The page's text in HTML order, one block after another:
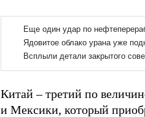
Китай – третий по
и Мексики, который